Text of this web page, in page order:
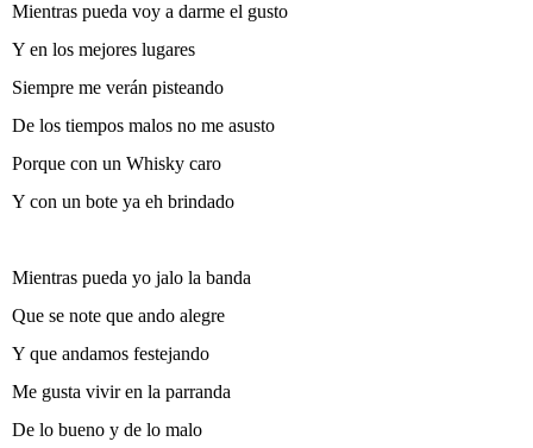
Mientras pueda voy a darme el gusto
Y en los mejores lugares
Siempre me verán pisteando
De los tiempos malos no me asusto
Porque con un Whisky caro
Y con un bote ya eh brindado
Mientras pueda yo jalo la banda
Que se note que ando alegre
Y que andamos festejando
Me gusta vivir en la parranda
De lo bueno y de lo malo